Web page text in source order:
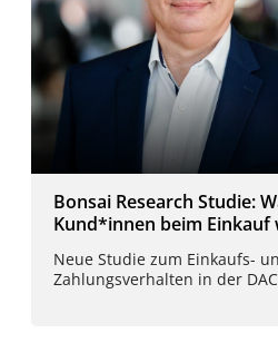
Bonsai Research Studie:
Kund*innen beim Einkauf
Neue Studie zum Einkaufs-
Zahlungsverhalten in der